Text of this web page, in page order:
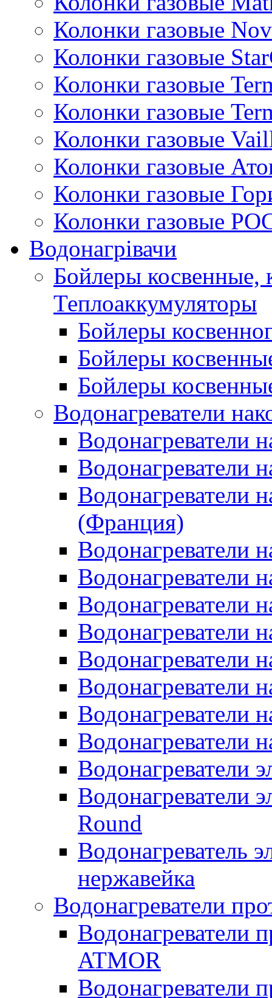
Колонки газовые
Колонки газовые
Колонки газовые
Колонки газовые
Колонки газовые
Колонки газовые
Колонки газовые
Колонки газовые
Водонагрівачи
Бойлеры косвенные,
Теплоаккумуляторы
Бойлеры
Бойлеры
Бойлеры
Водонагреватели
Водонагреватели
Водонагреватели
Водонагреватели
(Франция)
Водонагреватели
Водонагреватели
Водонагреватели
Водонагреватели
Водонагреватели
Водонагреватели
Водонагреватели
Водонагреватели
Водонагреватели
Водонагреватели
Round
Водонагреватель
нержавейка
Водонагреватели
Водонагреватели
ATMOR
Водонагреватели